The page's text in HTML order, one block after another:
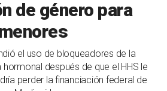
de género para
el uso de bloqueadores de la
después de que el HHS le
perder la financiación federal de